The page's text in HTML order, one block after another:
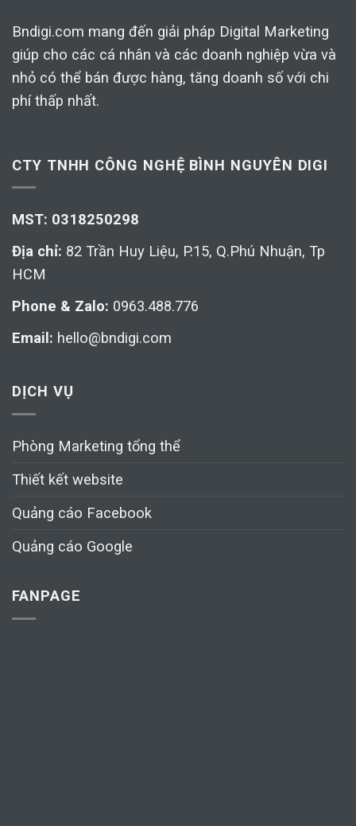
Bndigi.com mang đến giải pháp Digital Marketing
giúp cho các cá nhân và các doanh nghiệp vừa và
nhỏ có thể bán được hàng, tăng doanh số với chi
phí thấp nhất.
CTY TNHH CÔNG NGHỆ BÌNH NGUYÊN DIGI
MST: 0318250298
Địa chỉ: 82 Trần Huy Liệu, P.15, Q.Phú Nhuận, Tp
HCM
Phone & Zalo: 0963.488.776
Email: hello@bndigi.com
DỊCH VỤ
Phòng Marketing tổng thể
Thiết kết website
Quảng cáo Facebook
Quảng cáo Google
FANPAGE